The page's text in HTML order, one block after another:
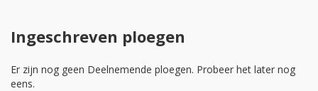
Ingeschreven ploegen
Er zijn nog geen Deelnemende ploegen. Probeer het later nog
eens.